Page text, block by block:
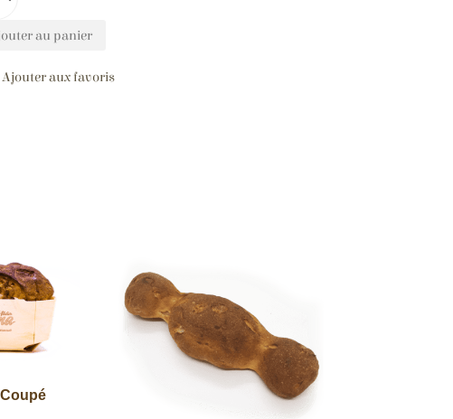
au panier
Ajouter aux favoris